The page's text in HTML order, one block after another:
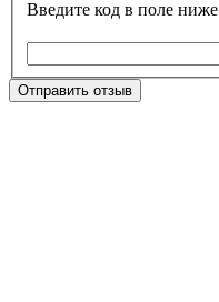
Введите код в поле ниже
Отправить отзыв